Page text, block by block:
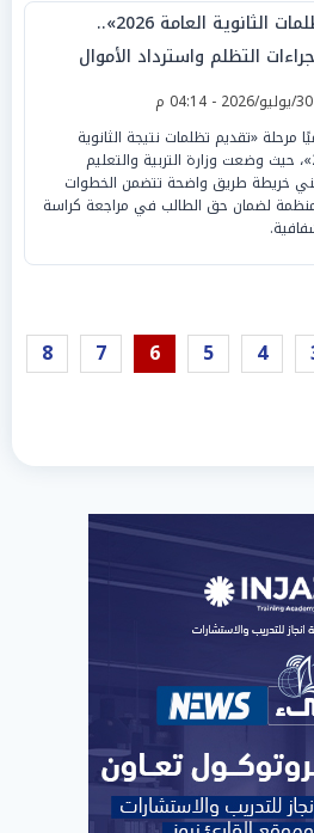
«رسوم تظلمات الثانوية العامة 2026»..
التظلم واسترداد الأموال
مرحلة «تقديم تظلمات نتيجة الثانوية
العامة 2026»، حيث وضعت وزارة التربية والتعليم
خريطة طريق واضحة تتضمن الخطوات
لضمان حق الطالب في مراجعة كراسة
4
5
6
7
8